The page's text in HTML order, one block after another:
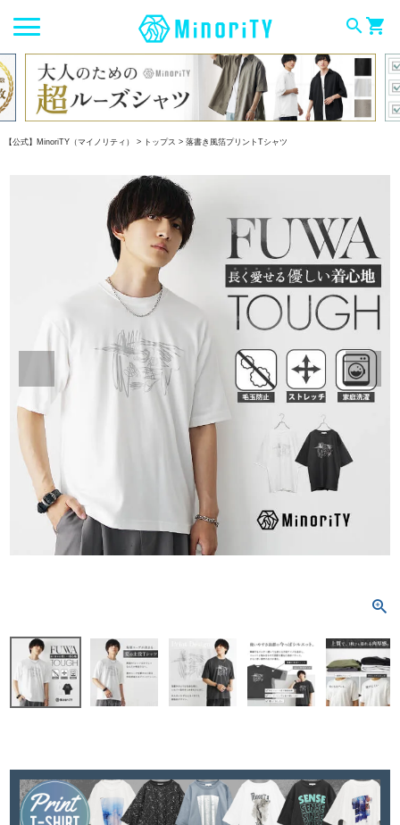
searchshopping_cart
【公式】MinoriTY（マイノリティ） トップス 落書き風箔プリントTシャツ